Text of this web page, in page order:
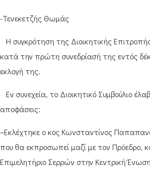
-Τενεκετζής Θωμάς
Η συγκρότηση της Διοικητικής
κατά την πρώτη συνεδρίασή της εντός
εκλογή της.
Εν συνεχεία, το Διοικητικό Συμβούλιο
αποφάσεις:
–Εκλέχτηκε ο κος Κωνσταντίνος
που θα εκπροσωπεί μαζί με τον Πρόεδρο,
Επιμελητήριο Σερρών στην Κεντρική